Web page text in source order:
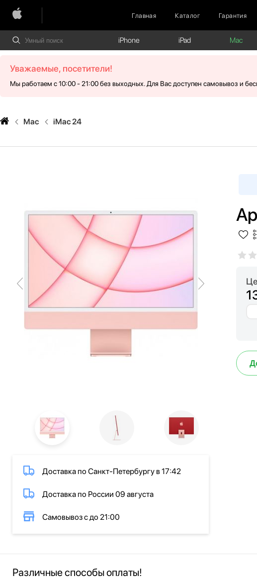
Главная Каталог Гарантия
iPhone iPad Mac
Уважаемые, посетители!
Мы работаем с 10:00 - 21:00 без выходных. Для Вас доступен самовывоз и
Mac iMac 24
Доставка по Санкт-Петербургу в 17:42
Доставка по России 09 августа
Самовывоз с до 21:00
Различные способы оплаты!